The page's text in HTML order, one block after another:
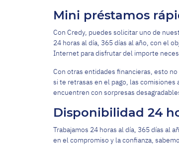
Mini préstamos
Con Credy, puedes solicitar uno de
24 horas al día, 365 días al año, con el
Internet para disfrutar del importe
Con otras entidades financieras, esto
si te retrasas en el pago, las
encuentren con sorpresas
Disponibilidad 24
Trabajamos 24 horas al día, 365 días al
en el compromiso y la confianza,